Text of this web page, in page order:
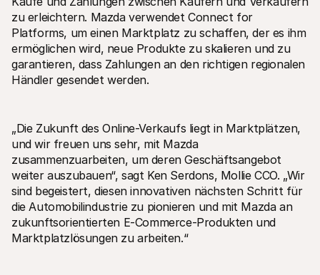
Entdecken Sie unsere Ressourcen und Updates für
Developer
Bibliotheken
Integrieren Sie Mollie mit unseren Plug-and-Play-Paketen
Discord community
Werden Sie Teil der Entwickler-Community
Über Mollie
Preise
Sehen Sie sich unsere Preise an
Über uns
Unsere Story und Werte
zu erleichtern. Mazda verwendet Connect for
Platforms, um einen Marktplatz zu schaffen, der es ihm
ermöglichen wird, neue Produkte zu skalieren und zu
garantieren, dass Zahlungen an den richtigen regionalen
Händler gesendet werden.
„Die Zukunft des Online-Verkaufs liegt in Marktplätzen,
und wir freuen uns sehr, mit Mazda
zusammenzuarbeiten, um deren Geschäftsangebot
weiter auszubauen“, sagt Ken Serdons, Mollie CCO. „Wir
sind begeistert, diesen innovativen nächsten Schritt für
die Automobilindustrie zu pionieren und mit Mazda an
zukunftsorientierten E-Commerce-Produkten und
Marktplatzlösungen zu arbeiten.“